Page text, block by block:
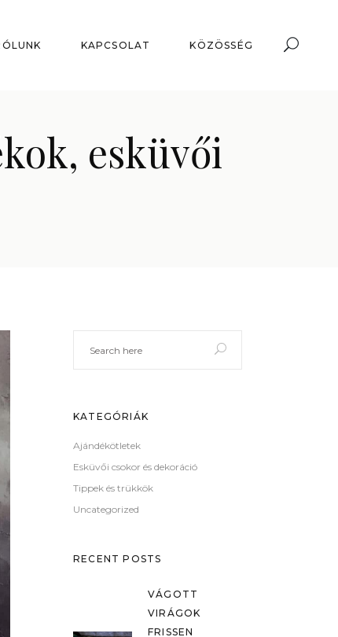
KAPCSOLAT KÖZÖSSÉG
esküvői
KATEGÓRIÁK
Ajándékötletek
Esküvői csokor és dekoráció
Tippek és trükkök
Uncategorized
RECENT POSTS
VÁGOTT
VIRÁGOK
FRISSEN